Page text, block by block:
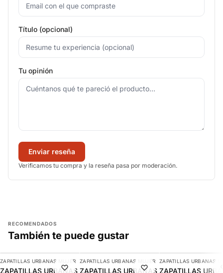
Título (opcional)
Tu opinión
Enviar reseña
Verificamos tu compra y la reseña pasa por moderación.
RECOMENDADOS
También te puede gustar
-9%
AGREGAR
ZAPATILLAS URBANAS MUJER
ZAPATILLAS URBANAS
AGREGAR
ZAPATILLAS URBANAS MUJER
ZAPATILLAS URBANAS
-10%
ZAPATILLAS URBANAS
ZAPATILLAS